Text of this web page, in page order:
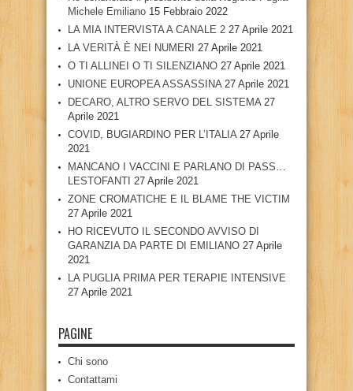
Michele Emiliano 15 Febbraio 2022
LA MIA INTERVISTA A CANALE 2 27 Aprile 2021
LA VERITÀ È NEI NUMERI 27 Aprile 2021
O TI ALLINEI O TI SILENZIANO 27 Aprile 2021
UNIONE EUROPEA ASSASSINA 27 Aprile 2021
DECARO, ALTRO SERVO DEL SISTEMA 27
Aprile 2021
COVID, BUGIARDINO PER L’ITALIA 27 Aprile
2021
MANCANO I VACCINI E PARLANO DI PASS…
LESTOFANTI 27 Aprile 2021
ZONE CROMATICHE E IL BLAME THE VICTIM
27 Aprile 2021
HO RICEVUTO IL SECONDO AVVISO DI
GARANZIA DA PARTE DI EMILIANO 27 Aprile
2021
LA PUGLIA PRIMA PER TERAPIE INTENSIVE
27 Aprile 2021
PAGINE
Chi sono
Contattami